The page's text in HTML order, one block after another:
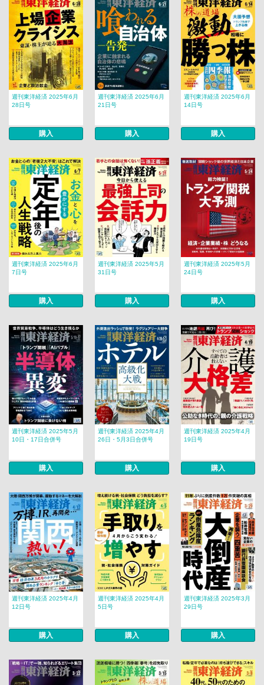
週刊東洋経済 2025年6月
28日号
購入
週刊東洋経済 2025年6月
21日号
購入
週刊東洋経済 2025年6月
14日号
購入
週刊東洋経済 2025年6月
7日号
購入
週刊東洋経済 2025年5月
31日号
購入
週刊東洋経済 2025年5月
24日号
購入
週刊東洋経済 2025年5月
10日・17日合併号
購入
週刊東洋経済 2025年4月
26日・5月3日合併号
購入
週刊東洋経済 2025年4月
19日号
購入
週刊東洋経済 2025年4月
12日号
購入
週刊東洋経済 2025年4月
5日号
購入
週刊東洋経済 2025年3月
29日号
購入